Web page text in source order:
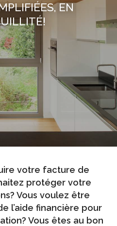
EN
votre facture de
protéger votre
Vous voulez être
l’aide financière pour
Vous êtes au bon